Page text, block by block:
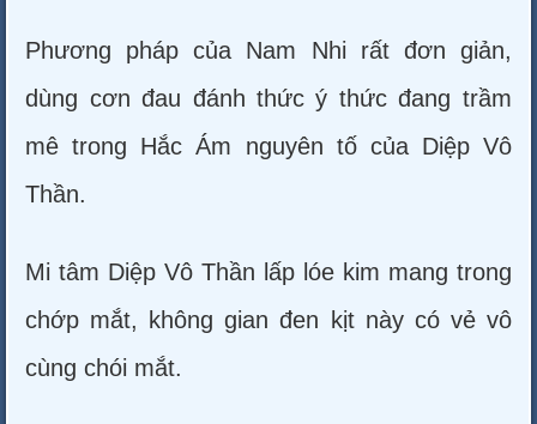
Phương pháp của Nam Nhi rất đơn giản,
dùng cơn đau đánh thức ý thức đang trầm
mê trong Hắc Ám nguyên tố của Diệp Vô
Thần.
Mi tâm Diệp Vô Thần lấp lóe kim mang trong
chớp mắt, không gian đen kịt này có vẻ vô
cùng chói mắt.